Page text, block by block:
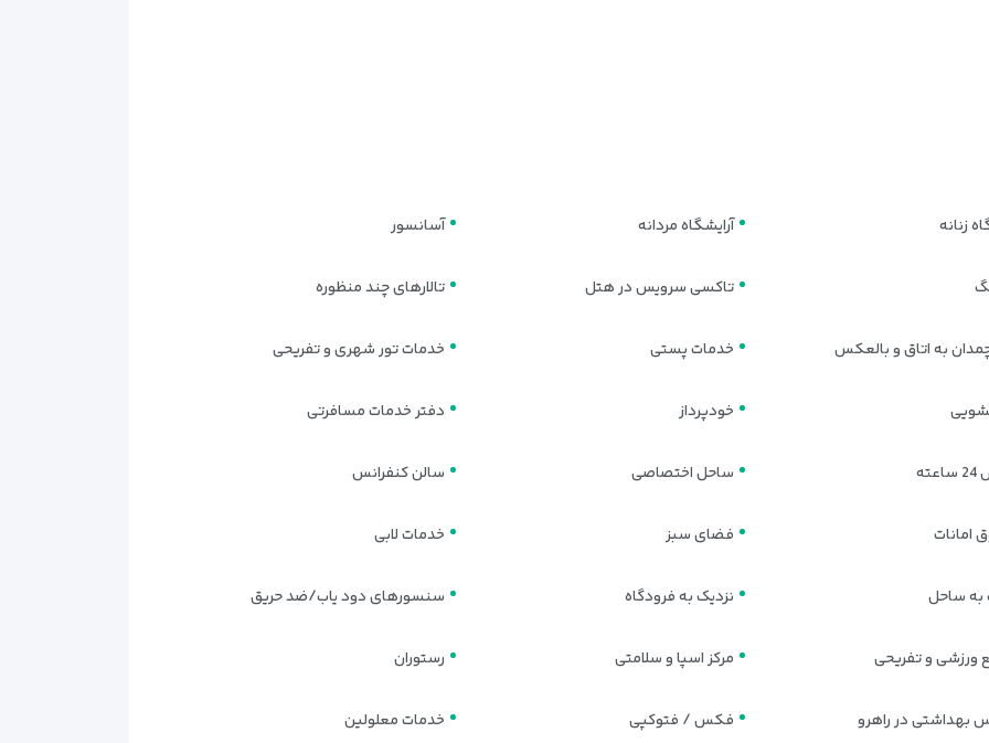
زنانه آرایشگاه مردانه آسانسور
تاکسی سرویس در هتل تالارهای چند منظوره
به اتاق و بالعکس خدمات پستی خدمات تور شهری و تفریحی
خودپرداز دفتر خدمات مسافرتی
ساحل اختصاصی سالن کنفرانس
امانات فضای سبز خدمات لابی
به ساحل نزدیک به فرودگاه سنسورهای دود یاب/ضد حریق
ورزشی و تفریحی مرکز اسپا و سلامتی رستوران
بهداشتی در راهرو فکس / فتوکپی خدمات معلولین